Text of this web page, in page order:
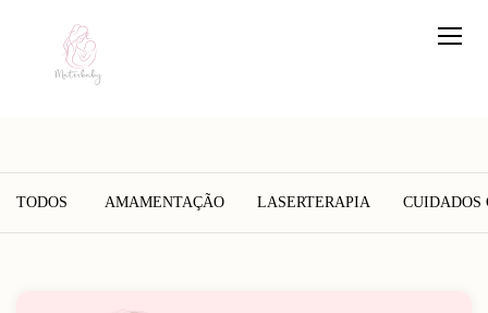
TODOS AMAMENTAÇÃO LASERTERAPIA CUIDADOS